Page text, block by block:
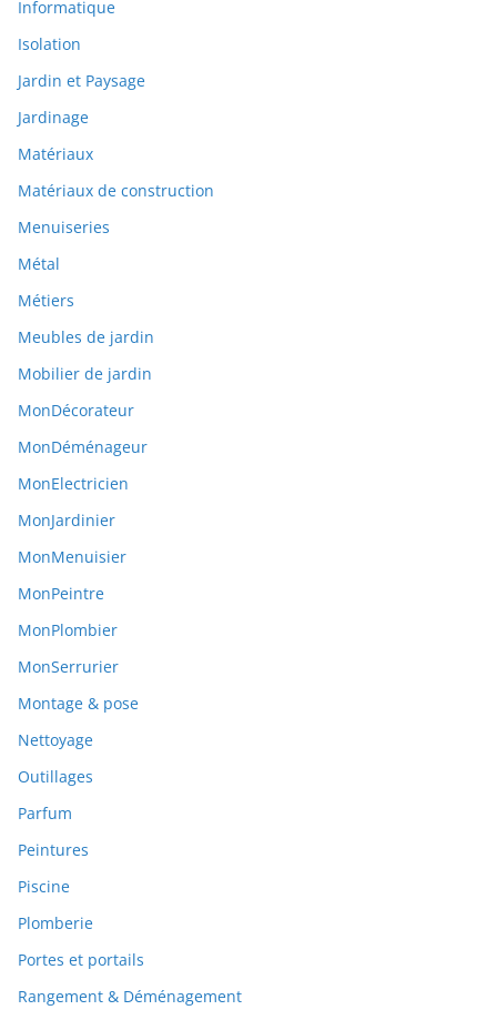
Informatique
Isolation
Jardin et Paysage
Jardinage
Matériaux
Matériaux de construction
Menuiseries
Métal
Métiers
Meubles de jardin
Mobilier de jardin
MonDécorateur
MonDéménageur
MonElectricien
MonJardinier
MonMenuisier
MonPeintre
MonPlombier
MonSerrurier
Montage & pose
Nettoyage
Outillages
Parfum
Peintures
Piscine
Plomberie
Portes et portails
Rangement & Déménagement